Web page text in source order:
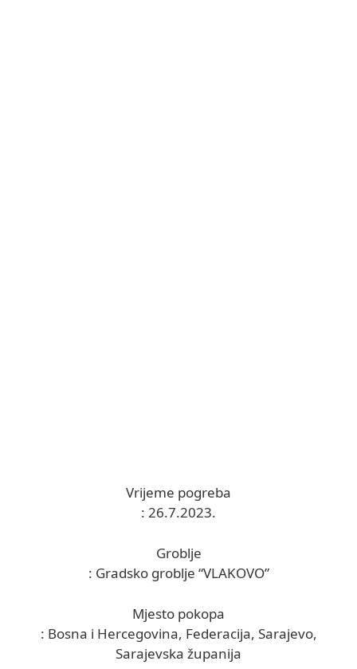
Vrijeme pogreba
: 26.7.2023.
Groblje
: Gradsko groblje “VLAKOVO”
Mjesto pokopa
: Bosna i Hercegovina, Federacija, Sarajevo,
Sarajevska županija